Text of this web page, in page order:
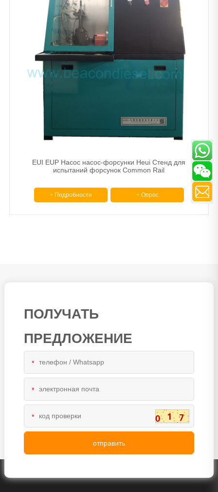
EUI EUP Насос насос-форсунки Heui Стенд для
испытаний форсунок Common Rail
+ Подробности + Опрос
ПОЛУЧАТЬ
ПРЕДЛОЖЕНИЕ
*
*
*